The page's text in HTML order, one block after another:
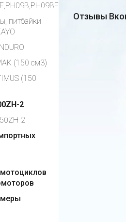
питбайки
(150 см3)
(150
2
2
Отзывы